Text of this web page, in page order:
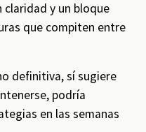
claridad y un bloque
que compiten entre
definitiva, sí sugiere
podría
en las semanas